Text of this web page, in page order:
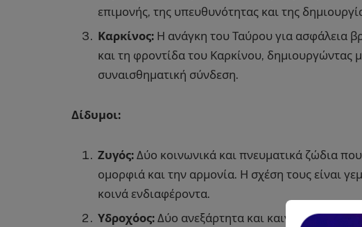
επιμονής, της υπευθυνότητας και της
Καρκίνος: Η ανάγκη του Ταύρου για ασφάλεια
και τη φροντίδα του Καρκίνου, δημιουργώντας
συναισθηματική σύνδεση.
Δίδυμοι:
Ζυγός: Δύο κοινωνικά και πνευματικά ζώδια
ομορφιά και την αρμονία. Η σχέση τους είναι
κοινά ενδιαφέροντα.
Υδροχόος: Δύο ανεξάρτητα και καινοτόμα